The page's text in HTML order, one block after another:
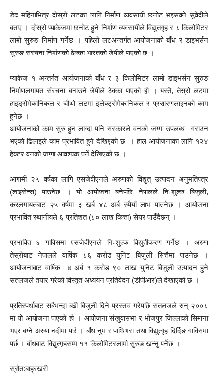
डेढ महिनाभित्र दोस्रो लटका लागि निर्माण व्यवसायी छनोट भइसक्ने सुवेदीले
बताए । दोस्रो प्याकेजमा छनोट हुने निर्माण व्यवसायीले विद्युतगृह र ८ किलोमिटर
लामो सुरुङ निर्माण गर्नेछ । पहिलो लटअन्तर्गत आयोजनाको बाँध र डाइभर्सन
सुरुङ संरचना निर्माणको ठेक्का भारतको जेपीले पाएको छ ।
प्याकेज १ अन्तर्गत आयोजनाको बाँध र ३ किलोमिटर लामो डाइभर्सन सुरुङ
निर्माणलगायत संरचना बनाउने जेपीले ठेक्का पाएको हो । यस्तै, तेस्रो लटमा
हाइड्रोमेकानिकल र चौथो लटमा इलेक्ट्रोमेकानिकल र प्रसारणलाइनको काम
हुनेछ ।
आयोजनाको काम सुरु हुन लाग्दा पनि सरकारले वनको जग्गा उपलब्ध गराउन
भएको ढिलाइले काम प्रभावित हुने देखिएको छ । हाल आयोजनाका लागि १२४
हेक्टर वनको जग्गा आवश्यक पर्ने देखिएको छ ।
आगामी २५ वर्षका लागि एसजेवीएनले अरुणको विद्युत् उत्पादन अनुमतिपत्र
(लाइसेन्स) पाउनेछ । यो आयोजना बनेपछि नेपालले निःशुल्क बिजुली,
करलगायतबाट २५ वर्षमा ३ खर्ब ४८ अर्ब रुपैयाँ लाभ पाउनेछ । आयोजना
प्रभावित स्थानीयले ६ प्रतिशत (८० लाख कित्ता) सेयर पाउँदैछन् ।
प्रभावित ६ गाविसमा एसजेवीएनले निःशुल्क विद्युतीकरण गर्नेछ । अरुण
तेस्रोबाट नेपालले वार्षिक ८६ करोड युनिट बिजुली सित्तैमा पाउनेछ ।
आयोजनाबाट वार्षिक ४ अर्ब १ करोड ९० लाख युनिट बिजुली उत्पादन हुने
सतलजले तयार गरेको विस्तृत अध्ययन प्रतिवेदन (डीपीआर)ले देखाएको छ ।
प्रतिस्पर्धाबाट सबैभन्दा बढी बिजुली दिने प्रस्ताव गरेपछि सतलजले सन् २००८
मा यो आयोजना पाएको हो । आयोजना संखुवासभा र भोजपुर जिल्लाको सिमाना
भएर बग्ने अरुण नदीमा पर्छ । बाँध नुम र पाथिभरा तथा विद्युत्गृह दिर्दिङ गाविसमा
पर्छ । बाँधबाट विद्युत्गृहसम्म ११ किलोमिटरलामो सुरुङ खन्नु पर्नेछ ।
स्रोत:बाह्रखरी